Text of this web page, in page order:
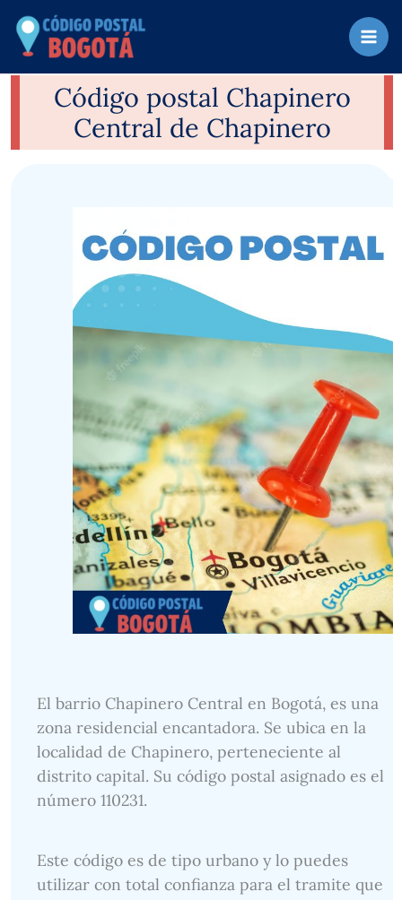
contenido
Código postal Chapinero
Central de Chapinero
El barrio Chapinero Central en Bogotá, es una
zona residencial encantadora. Se ubica en la
localidad de Chapinero, perteneciente al
distrito capital. Su código postal asignado es el
número 110231.
Este código es de tipo urbano y lo puedes
utilizar con total confianza para el tramite que